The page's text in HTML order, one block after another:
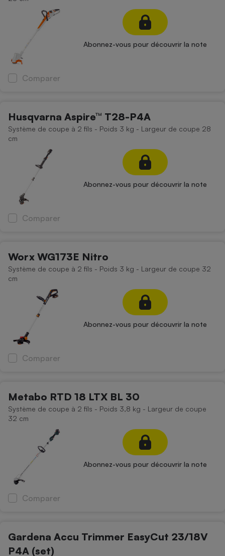
Abonnez-vous pour découvrir la note
Comparer
Husqvarna Aspire™ T28-P4A
Système de coupe à 2 fils - Poids 3 kg - Largeur de coupe 28
cm
Abonnez-vous pour découvrir la note
Comparer
Worx WG173E Nitro
Système de coupe à 2 fils - Poids 3 kg - Largeur de coupe 32
cm
Abonnez-vous pour découvrir la note
Comparer
Metabo RTD 18 LTX BL 30
Système de coupe à 2 fils - Poids 3,8 kg - Largeur de coupe
32 cm
Abonnez-vous pour découvrir la note
Comparer
Gardena Accu Trimmer EasyCut 23/18V
P4A (set)